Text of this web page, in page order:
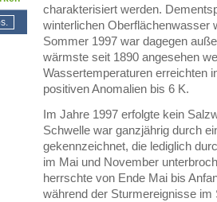
charakterisiert werden.
winterlichen Oberflächenwasser
Sommer 1997 war dagegen
wärmste seit 1890 angesehen
Wassertemperaturen erreichten
positiven Anomalien bis 6 K.
Im Jahre 1997 erfolgte kein
Schwelle war ganzjährig durch
gekennzeichnet, die lediglich
im Mai und November
herrschte von Ende Mai bis
während der Sturmereignisse